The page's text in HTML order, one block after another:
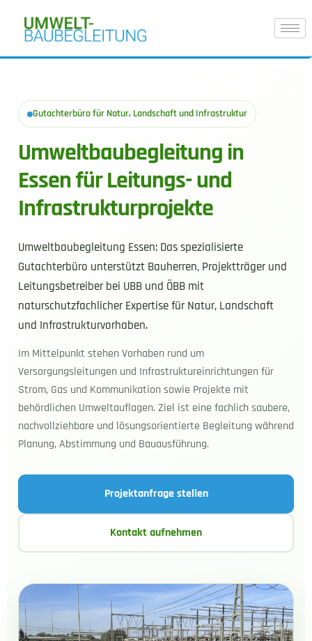
Gutachterbüro für Natur, Landschaft und Infrastruktur
Umweltbaubegleitung in
Essen für Leitungs- und
Infrastrukturprojekte
Umweltbaubegleitung Essen: Das spezialisierte
Gutachterbüro unterstützt Bauherren, Projektträger und
Leitungsbetreiber bei UBB und ÖBB mit
naturschutzfachlicher Expertise für Natur, Landschaft
und Infrastrukturvorhaben.
Im Mittelpunkt stehen Vorhaben rund um
Versorgungsleitungen und Infrastruktureinrichtungen für
Strom, Gas und Kommunikation sowie Projekte mit
behördlichen Umweltauflagen. Ziel ist eine fachlich saubere,
nachvollziehbare und lösungsorientierte Begleitung während
Planung, Abstimmung und Bauausführung.
Projektanfrage stellen
Kontakt aufnehmen